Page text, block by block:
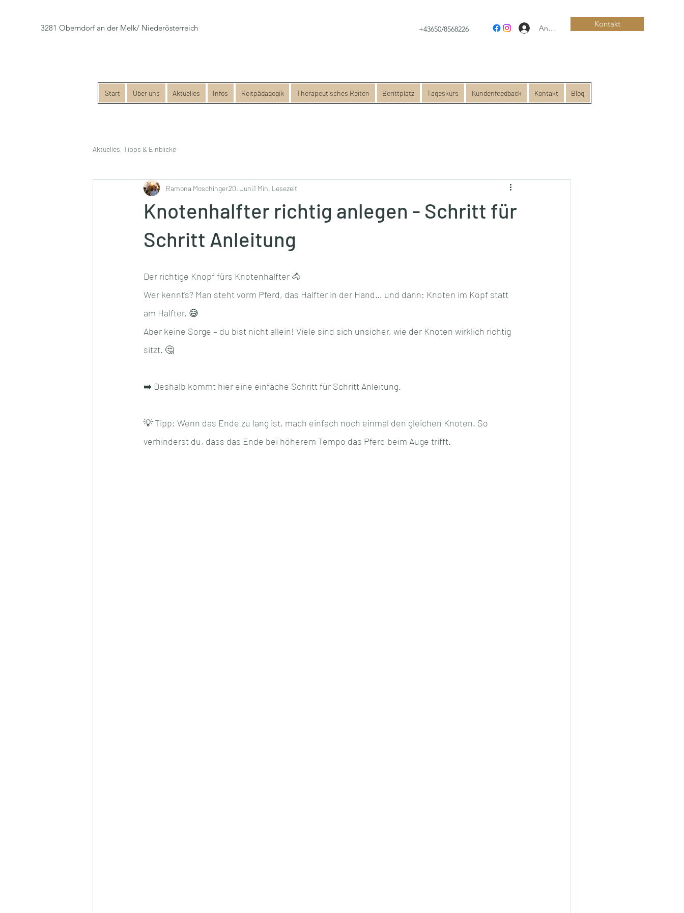
3281 Oberndorf an der Melk/ Niederösterreich +43650/8568226 Anmelden Kontakt
Start Über uns Aktuelles Infos Reitpädagogik Therapeutisches Reiten Berittplatz Tageskurs Kundenfeedback Kontakt Blog
Aktuelles, Tipps & Einblicke
Knotenhalfter richtig anlegen - Schritt für
Schritt Anleitung
Ramona Moschinger20. Juni1 Min. Lesezeit
Der richtige Knopf fürs Knotenhalfter 🐴
Wer kennt's? Man steht vorm Pferd, das Halfter in der Hand… und dann: Knoten im Kopf statt
am Halfter. 😅
Aber keine Sorge – du bist nicht allein! Viele sind sich unsicher, wie der Knoten wirklich richtig
sitzt. 🤔
➡️ Deshalb kommt hier eine einfache Schritt für Schritt Anleitung.
💡 Tipp: Wenn das Ende zu lang ist, mach einfach noch einmal den gleichen Knoten. So
verhinderst du, dass das Ende bei höherem Tempo das Pferd beim Auge trifft.